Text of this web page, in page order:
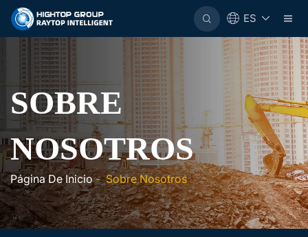
ES
SOBRE
NOSOTROS
Página De Inicio-Sobre Nosotros